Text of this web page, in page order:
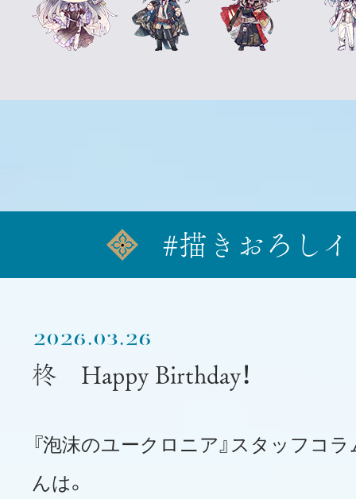
#描きおろしイ
2026.03.26
柊 Happy Birthday！
『泡沫のユークロニア』スタッフコ
んは。